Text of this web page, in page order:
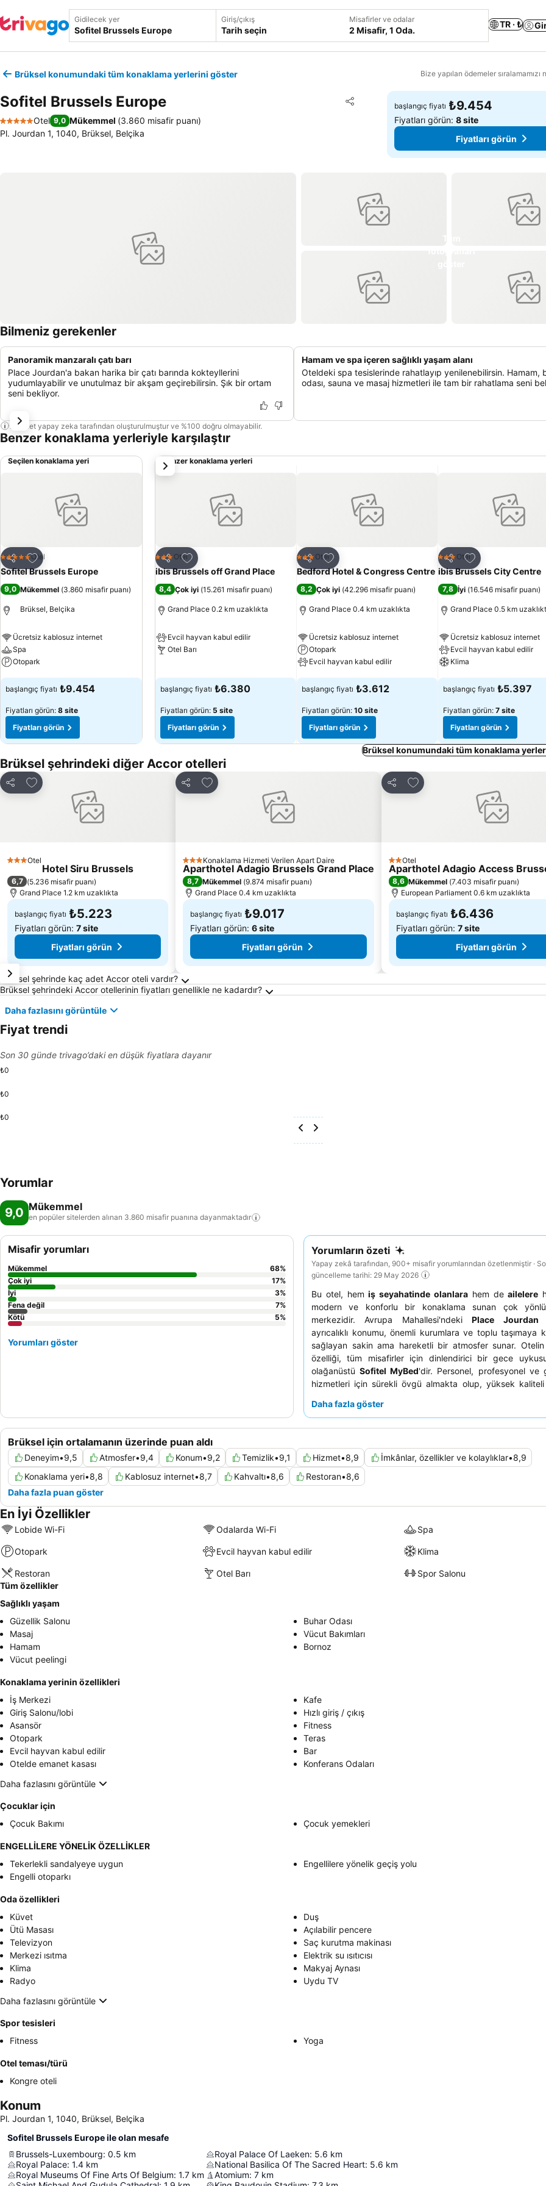
Gidilecek yer Giriş/çıkış
Tarih seçin
Misafirler ve odalar
2 Misafir, 1 Oda.
TR · ₺
Brüksel konumundaki tüm konaklama yerlerini göster Bize yapılan ödemeler sıralamamızı
Sofitel Brussels Europe Paylaş
Favorilerime ekle
5 Yıldız
Otel 9,0 Mükemmel (3.860 misafir puanı)
Pl. Jourdan 1, 1040, Brüksel, Belçika
başlangıç fiyatı ₺9.454
Fiyatları görün:8 site
Fiyatları görün
Bilmeniz gerekenler
Panoramik manzaralı çatı barı
Place Jourdan'a bakan harika bir çatı barında kokteyllerini
yudumlayabilir ve unutulmaz bir akşam geçirebilirsin. Şık bir ortam
seni bekliyor.
Hamam ve spa içeren sağlıklı yaşam alanı
Oteldeki spa tesislerinde rahatlayıp yenilenebilirsin. Hamam,
odası, sauna ve masaj hizmetleri ile tam bir rahatlama seni
Bu özet yapay zeka tarafından oluşturulmuştur ve %100 doğru olmayabilir.
Benzer konaklama yerleriyle karşılaştır
Seçilen konaklama yeri
Paylaş
Favorilerime ekle
5 Yıldız Otel
Sofitel Brussels Europe
9,0 Mükemmel (3.860 misafir puanı)
Brüksel, Belçika
Ücretsiz kablosuz internet
Spa
Otopark
Fiyatları görün
başlangıç fiyatı ₺9.454
Fiyatları görün: 8 site
Fiyatları görün
Benzer konaklama yerleri
Paylaş
Favorilerime ekle
3 YıldızOtel
ibis Brussels off Grand Place
8,4 Çok iyi (15.261 misafir puanı)
Grand Place 0.2 km uzaklıkta
Evcil hayvan kabul edilir
Otel Barı
başlangıç fiyatı ₺6.380
Fiyatları görün: 5 site
Fiyatları görün
Paylaş
Favorilerime ekle
3 YıldızOtel
Bedford Hotel & Congress Centre
8,2 Çok iyi (42.296 misafir puanı)
Grand Place 0.4 km uzaklıkta
Ücretsiz kablosuz internet
Otopark
Evcil hayvan kabul edilir
Fiyatları görün
başlangıç fiyatı ₺3.612
Fiyatları görün: 10 site
Fiyatları görün
Paylaş
Favorilerime ekle
3 YıldızOtel
ibis Brussels City Centre
7,8 İyi (16.546 misafir puanı)
Grand Place 0.5 km
Ücretsiz kablosuz internet
Evcil hayvan kabul edilir
Klima
Fiyatları görün
başlangıç fiyatı ₺5.397
Fiyatları görün: 7 site
Fiyatları görün
sonraki
Brüksel konumundaki tüm konaklama
Brüksel şehrindeki diğer Accor otelleri
Paylaş
Favorilerime ekle
3 Yıldız
Otel
Hotel Siru Brussels
6,7 (5.236 misafir puanı)
Grand Place 1.2 km uzaklıkta
başlangıç fiyatı ₺5.223
Fiyatları görün: 7 site
Fiyatları görün
Paylaş
Favorilerime ekle
3 YıldızKonaklama Hizmeti Verilen Apart Daire
Aparthotel Adagio Brussels Grand Place
8,7 Mükemmel (9.874 misafir puanı)
Grand Place 0.4 km uzaklıkta
başlangıç fiyatı ₺9.017
Fiyatları görün: 6 site
Fiyatları görün
Paylaş
Favorilerime ekle
2 Yıldız
Otel
Aparthotel Adagio Access
8,6 Mükemmel (7.403 misafir puanı)
European Parliament 0.6 km uzaklıkta
başlangıç fiyatı ₺6.436
Fiyatları görün: 7 site
Fiyatları görün
Brüksel Hakkında Sıkça Sorulan Sorular
Brüksel şehrinde kaç adet Accor oteli vardır?
Brüksel şehrindeki Accor otellerinin fiyatları genellikle ne kadardır?
Daha fazlasını görüntüle
Fiyat trendi
Son 30 günde trivago’daki en düşük fiyatlara dayanır
₺0
₺0
₺0
Yorumlar
9,0 Mükemmel
en popüler sitelerden alınan 3.860 misafir puanına dayanmaktadır
Yorumların özeti
Yapay zekâ tarafından, 900+ misafir yorumlarından özetlenmiştir ·
güncelleme tarihi: 29 May 2026
Bu otel, hemiş seyahatinde olanlara hem deailelere
modern ve konforlu bir konaklama sunan çok
merkezidir. Avrupa Mahallesi'ndekiPlace Jourdan
ayrıcalıklı konumu, önemli kurumlara ve toplu taşımaya
sağlayan sakin ama hareketli bir atmosfer sunar. Otelin
özelliği, tüm misafirler için dinlendirici bir gece
olağanüstüSofitel MyBed'dir. Personel, profesyonel ve
hizmetleri için sürekli övgü almakta olup, yüksek
yüksek katlarda bir oda talep etmeleri önerilir.
Daha fazla göster
Brüksel için ortalamanın üzerinde puan aldı
Deneyim•9,5 Atmosfer•9,4 Konum•9,2 Temizlik•9,1 Hizmet•8,9 İmkânlar, özellikler ve kolaylıklar•8,9
Konaklama yeri•8,8 Kablosuz internet•8,7 Kahvaltı•8,6 Restoran•8,6
Daha fazla puan göster
Misafir yorumları
Mükemmel 68%
Çok iyi
17%
İyi
3%
Fena değil
7%
Kötü
5%
Yorumları göster
En İyi Özellikler
Lobide Wi-Fi Odalarda Wi-Fi Spa
Otopark Evcil hayvan kabul edilir Klima
Restoran Otel Barı
Spor Salonu
Tüm özellikler
Sağlıklı yaşam
Güzellik Salonu
Buhar Odası
Masaj
Vücut Bakımları
Hamam
Bornoz
Vücut peelingi
Konaklama yerinin özellikleri
İş Merkezi
Kafe
Giriş Salonu/lobi
Hızlı giriş / çıkış
Asansör
Fitness
Otopark
Teras
Evcil hayvan kabul edilir
Bar
Otelde emanet kasası
Konferans Odaları
Daha fazlasını görüntüle
Çocuklar için
Çocuk Bakımı
Çocuk yemekleri
ENGELLİLERE YÖNELİK ÖZELLİKLER
Tekerlekli sandalyeye uygun
Engellilere yönelik geçiş yolu
Engelli otoparkı
Oda özellikleri
Küvet
Duş
Ütü Masası
Açılabilir pencere
Televizyon
Saç kurutma makinası
Merkezi ısıtma
Elektrik su ısıtıcısı
Klima
Makyaj Aynası
Radyo
Uydu TV
Daha fazlasını görüntüle
Spor tesisleri
Fitness
Yoga
Otel teması/türü
Kongre oteli
Konum
Pl. Jourdan 1, 1040, Brüksel, Belçika
Sofitel Brussels Europe ile olan mesafe
Brussels-Luxembourg: 0.5 km
Royal Palace: 1.4 km
Royal Museums Of Fine Arts Of Belgium: 1.7 km
Royal Palace Of Laeken: 5.6 km
National Basilica Of The Sacred Heart: 5.6 km
Atomium: 7 km